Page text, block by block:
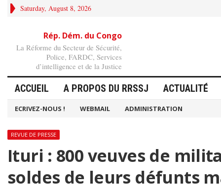
Saturday, August 8, 2026
Rép. Dém. du Congo
La Réforme du Secteur de Sécurité,
Police, FARDC, Services
d’intelligence et de la Justice
ACCUEIL A PROPOS DU RRSSJ ACTUALITÉ
ECRIVEZ-NOUS ! WEBMAIL ADMINISTRATION
REVUE DE PRESSE
Ituri : 800 veuves de
soldes de leurs défunts